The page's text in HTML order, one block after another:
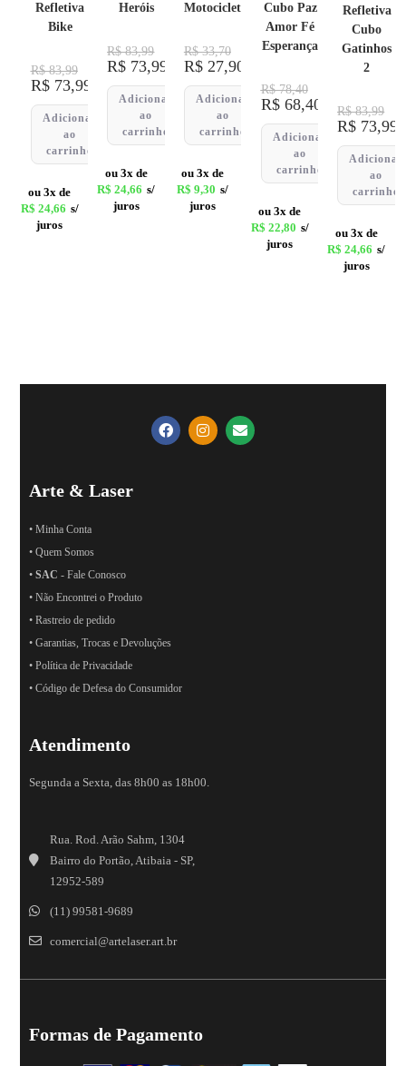
Refletiva
Bike
R$83,99
R$73,99
Adicionar
ao
carrinho
ou 3x de
R$ 24,66 s/
juros
Heróis
R$83,99
R$ 73,99
Adicionar
ao
carrinho
ou 3x de
R$ 24,66 s/
juros
Motocicleta
R$33,70
R$27,90
Adicionar
ao
carrinho
ou 3x de
R$ 9,30 s/
juros
Cubo Paz
Amor Fé
Esperança
R$78,40
R$68,40
Adicionar
ao
carrinho
ou 3x de
R$ 22,80 s/
juros
Refletiva
Cubo
Gatinhos
2
R$83,99
R$ 73,99
Adicionar
ao
carrinho
ou 3x de
R$ 24,66 s/
juros
Arte & Laser
• Minha Conta
• Quem Somos
•SAC - Fale Conosco
• Não Encontrei o Produto
• Rastreio de pedido
• Garantias, Trocas e Devoluções
• Política de Privacidade
• Código de Defesa do Consumidor
Atendimento
Segunda a Sexta, das 8h00 as 18h00.
Rua. Rod. Arão Sahm, 1304
Bairro do Portão, Atibaia - SP,
12952-589
(11) 99581-9689
comercial@artelaser.art.br
Formas de Pagamento